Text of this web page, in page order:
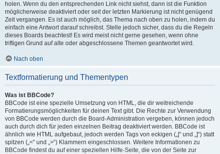
holen. Wenn du den entsprechenden Link nicht siehst, dann ist die Funktion
möglicherweise deaktiviert oder seit der letzten Markierung ist nicht genügend
Zeit vergangen. Es ist auch möglich, das Thema nach oben zu holen, indem du
einfach eine Antwort darauf schreibst. Stelle jedoch sicher, dass du die Regeln
dieses Boards beachtest! Es wird meist nicht gerne gesehen, wenn ohne
triftigen Grund auf alte oder abgeschlossene Themen geantwortet wird.
Nach oben
Textformatierung und Thementypen
Was ist BBCode?
BBCode ist eine spezielle Umsetzung von HTML, die dir weitreichende
Formatierungsmöglichkeiten für deinen Text gibt. Die Rechte zur Verwendung
von BBCode werden durch die Board-Administration vergeben, können jedoch
auch durch dich für jeden einzelnen Beitrag deaktiviert werden. BBCode ist
ähnlich wie HTML aufgebaut, jedoch werden Tags von eckigen („[“ und „]“) statt
spitzen („<“ und „>“) Klammern eingeschlossen. Weitere Informationen zu
BBCode findest du auf einer speziellen Hilfe-Seite, die von der Seite zur